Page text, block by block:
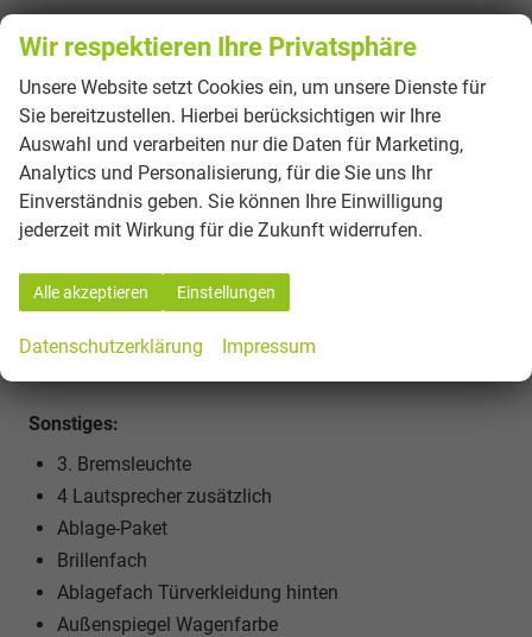
Anti-Blockier-System (ABS)
Antriebs-Schlupfregelung (ASR)
Elektron. Differentialsperre (EDS)
Elektron. Stabilitäts-Programm (ESP)
Reifendruck-Kontrollsystem
LM-Felgen
Rußpartikelfilter
Servolenkung
Sonstiges:
3. Bremsleuchte
4 Lautsprecher zusätzlich
Ablage-Paket
Brillenfach
Ablagefach Türverkleidung hinten
Außenspiegel Wagenfarbe
Wir respektieren Ihre Privatsphäre
Unsere Website setzt Cookies ein, um unsere Dienste für
Sie bereitzustellen. Hierbei berücksichtigen wir Ihre
Auswahl und verarbeiten nur die Daten für Marketing,
Analytics und Personalisierung, für die Sie uns Ihr
Einverständnis geben. Sie können Ihre Einwilligung
jederzeit mit Wirkung für die Zukunft widerrufen.
Alle akzeptieren Einstellungen
Datenschutzerklärung Impressum